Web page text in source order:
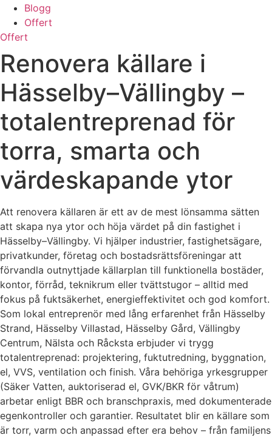
Blogg
Offert
Offert
Renovera källare i
Hässelby–Vällingby –
totalentreprenad för
torra, smarta och
värdeskapande ytor
Att renovera källaren är ett av de mest lönsamma sätten
att skapa nya ytor och höja värdet på din fastighet i
Hässelby–Vällingby. Vi hjälper industrier, fastighetsägare,
privatkunder, företag och bostadsrättsföreningar att
förvandla outnyttjade källarplan till funktionella bostäder,
kontor, förråd, teknikrum eller tvättstugor – alltid med
fokus på fukt­säkerhet, energieffektivitet och god komfort.
Som lokal entreprenör med lång erfarenhet från Hässelby
Strand, Hässelby Villastad, Hässelby Gård, Vällingby
Centrum, Nälsta och Råcksta erbjuder vi trygg
totalentreprenad: projektering, fuktutredning, byggnation,
el, VVS, ventilation och finish. Våra behöriga yrkesgrupper
(Säker Vatten, auktoriserad el, GVK/BKR för våtrum)
arbetar enligt BBR och branschpraxis, med dokumenterade
egenkontroller och garantier. Resultatet blir en källare som
är torr, varm och anpassad efter era behov – från familjens